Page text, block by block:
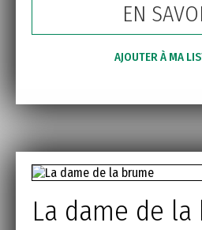
EN
AJOUTER À MA
La dame de